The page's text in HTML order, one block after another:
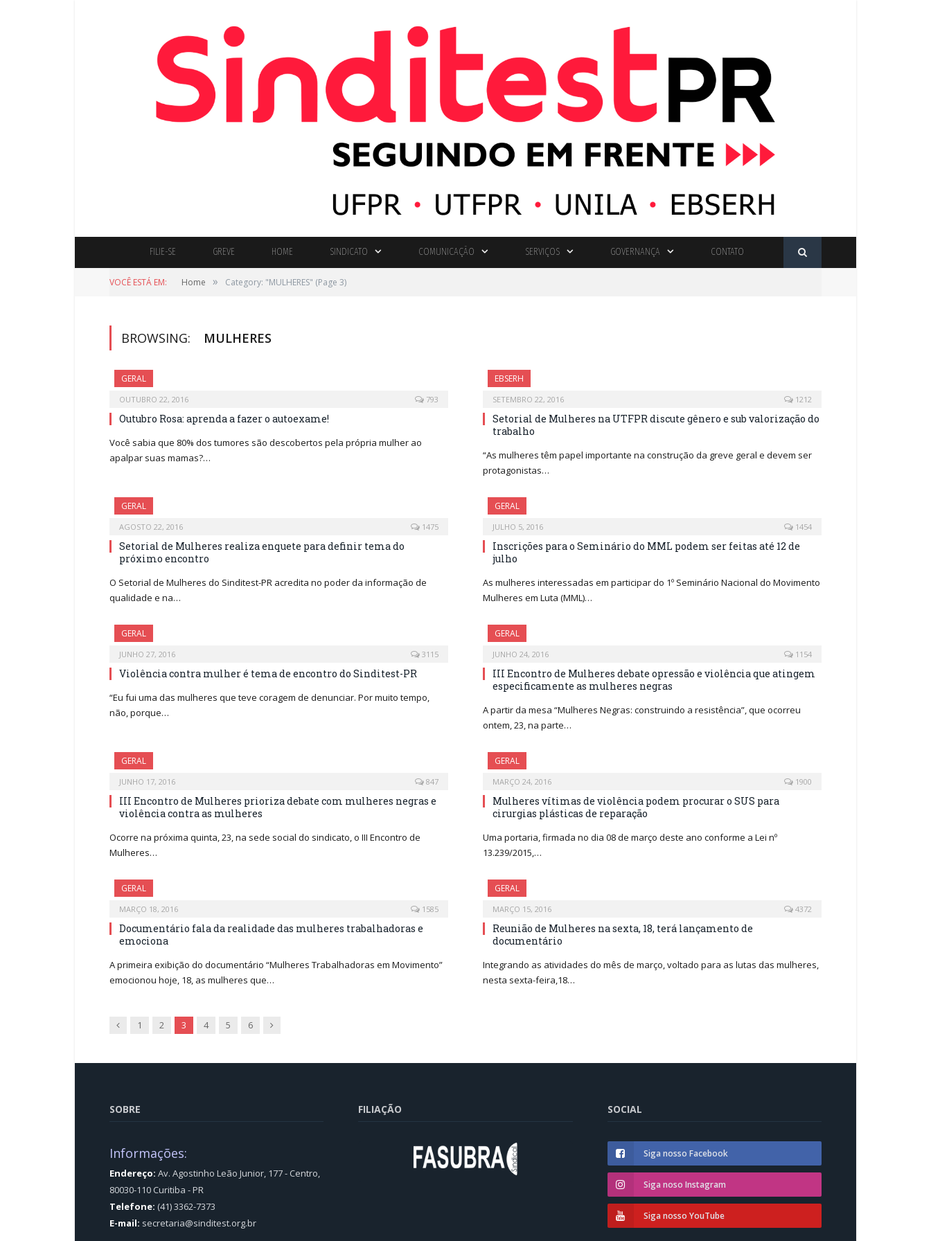
FILIE-SE GREVE HOME SINDICATO COMUNICAÇÃO SERVIÇOS GOVERNANÇA CONTATO
VOCÊ ESTÁ EM: Home » Category: "MULHERES" (Page 3)
BROWSING: MULHERES
GERAL
OUTUBRO 22, 2016 793
Outubro Rosa: aprenda a fazer o autoexame!
Você sabia que 80% dos tumores são descobertos pela própria mulher ao
apalpar suas mamas?…
EBSERH
SETEMBRO 22, 2016 1212
Setorial de Mulheres na UTFPR discute gênero e sub valorização do
trabalho
“As mulheres têm papel importante na construção da greve geral e devem ser
protagonistas…
GERAL
AGOSTO 22, 2016 1475
Setorial de Mulheres realiza enquete para definir tema do
próximo encontro
O Setorial de Mulheres do Sinditest-PR acredita no poder da informação de
qualidade e na…
GERAL
JULHO 5, 2016 1454
Inscrições para o Seminário do MML podem ser feitas até 12 de
julho
As mulheres interessadas em participar do 1º Seminário Nacional do Movimento
Mulheres em Luta (MML)…
GERAL
JUNHO 27, 2016 3115
Violência contra mulher é tema de encontro do Sinditest-PR
“Eu fui uma das mulheres que teve coragem de denunciar. Por muito tempo,
não, porque…
GERAL
JUNHO 24, 2016 1154
III Encontro de Mulheres debate opressão e violência que atingem
especificamente as mulheres negras
A partir da mesa “Mulheres Negras: construindo a resistência”, que ocorreu
ontem, 23, na parte…
GERAL
JUNHO 17, 2016 847
III Encontro de Mulheres prioriza debate com mulheres negras e
violência contra as mulheres
Ocorre na próxima quinta, 23, na sede social do sindicato, o III Encontro de
Mulheres…
GERAL
MARÇO 24, 2016 1900
Mulheres vítimas de violência podem procurar o SUS para
cirurgias plásticas de reparação
Uma portaria, firmada no dia 08 de março deste ano conforme a Lei nº
13.239/2015,…
GERAL
MARÇO 18, 2016 1585
Documentário fala da realidade das mulheres trabalhadoras e
emociona
A primeira exibição do documentário “Mulheres Trabalhadoras em Movimento”
emocionou hoje, 18, as mulheres que…
GERAL
MARÇO 15, 2016 4372
Reunião de Mulheres na sexta, 18, terá lançamento de
documentário
Integrando as atividades do mês de março, voltado para as lutas das mulheres,
nesta sexta-feira,18…
Previous
1 2 3 4 5 6 Next
SOBRE
Informações:
Endereço: Av. Agostinho Leão Junior, 177 - Centro,
80030-110 Curitiba - PR
Telefone: (41) 3362-7373
E-mail: secretaria@sinditest.org.br
FILIAÇÃO SOCIAL
Siga nosso Facebook
Siga noso Instagram
Siga nosso YouTube